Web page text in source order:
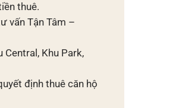
thuê.
vấn Tận Tâm –
Khu Park,
định thuê căn hộ